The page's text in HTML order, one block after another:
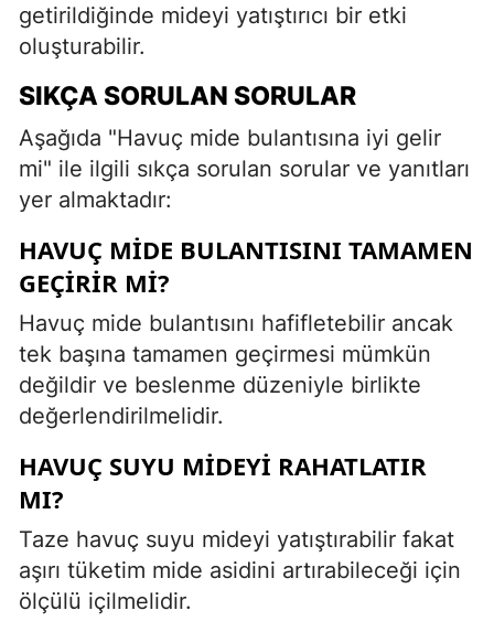
getirildiğinde mideyi yatıştırıcı bir etki
oluşturabilir.
SIKÇA SORULAN SORULAR
Aşağıda "Havuç mide bulantısına iyi gelir
mi" ile ilgili sıkça sorulan sorular ve yanıtları
yer almaktadır:
HAVUÇ MIDE BULANTISINI TAMAMEN
GEÇIRIR MI?
Havuç mide bulantısını hafifletebilir ancak
tek başına tamamen geçirmesi mümkün
değildir ve beslenme düzeniyle birlikte
değerlendirilmelidir.
HAVUÇ SUYU MIDEYI RAHATLATIR
MI?
Taze havuç suyu mideyi yatıştırabilir fakat
aşırı tüketim mide asidini artırabileceği için
ölçülü içilmelidir.